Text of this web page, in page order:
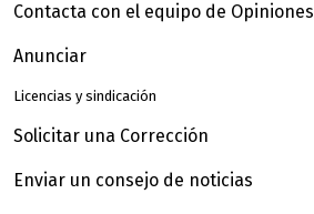
Contacta con el equipo de Opiniones
Anunciar
Licencias y sindicación
Solicitar una Corrección
Enviar un consejo de noticias